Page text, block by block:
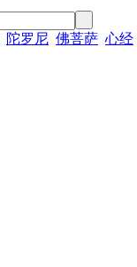
陀罗尼 佛菩萨 心经